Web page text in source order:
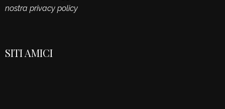
nostra privacy policy
SITI AMICI